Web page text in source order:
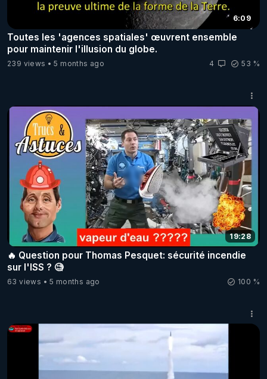
6:09
Toutes les 'agences spatiales' œuvrent ensemble
pour maintenir l'illusion du globe.
239 views 5 months ago 4 53 %
19:28
🔥 Question pour Thomas Pesquet: sécurité incendie
sur l'ISS ? 🧐
63 views 5 months ago 100 %